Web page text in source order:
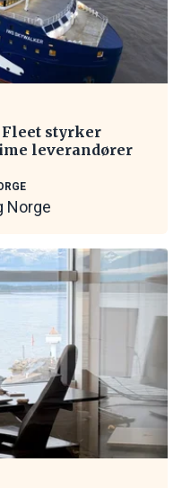
styrker
leverandører
Norge